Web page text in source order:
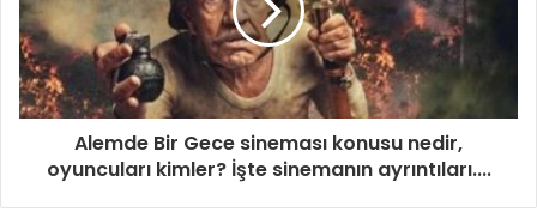
Alemde Bir Gece sineması konusu nedir,
oyuncuları kimler? İşte sinemanın ayrıntıları....